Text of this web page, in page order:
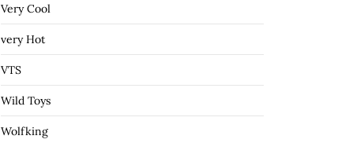
Very Cool
very Hot
VTS
Wild Toys
Wolfking